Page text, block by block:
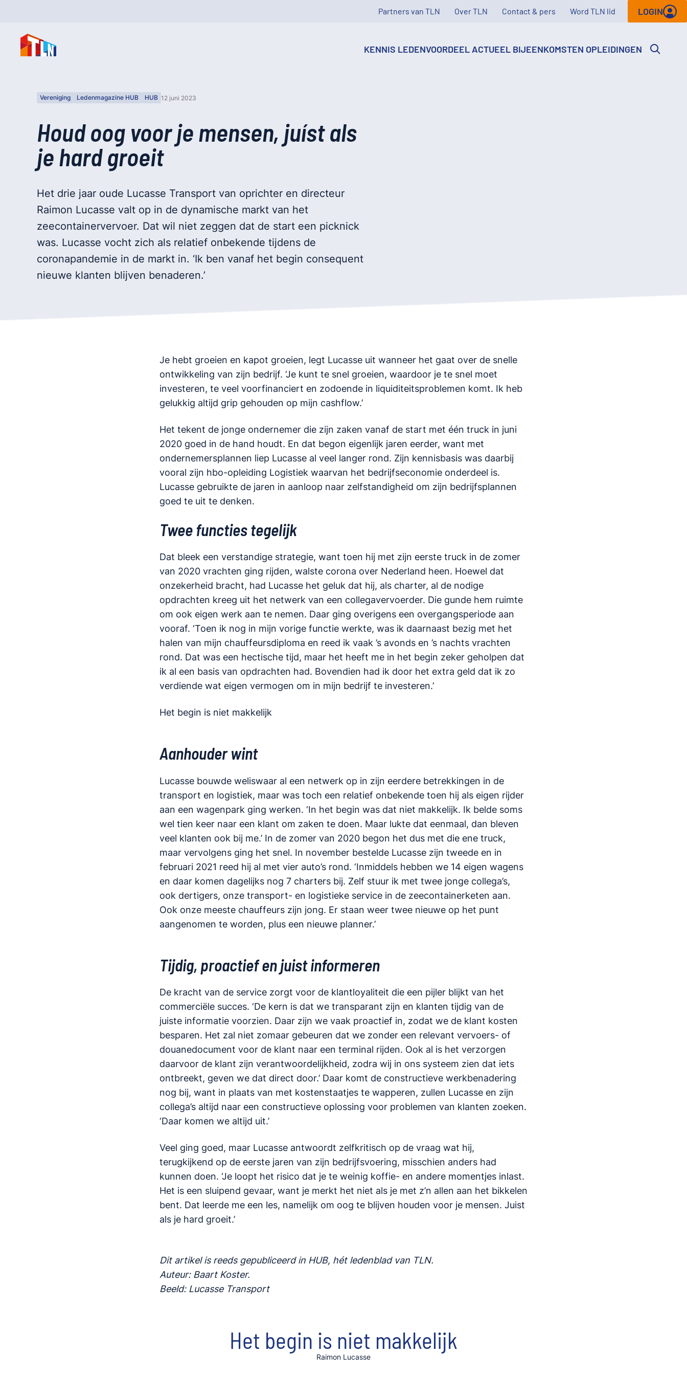
Partners van TLN Over TLN Contact & pers Word TLN lid LOGIN
KENNIS LEDENVOORDEEL ACTUEEL BIJEENKOMSTEN OPLEIDINGEN
Vereniging Ledenmagazine HUB HUB 12 juni 2023
Houd oog voor je mensen, juíst als
je hard groeit
Het drie jaar oude Lucasse Transport van oprichter en directeur
Raimon Lucasse valt op in de dynamische markt van het
zeecontainervervoer. Dat wil niet zeggen dat de start een picknick
was. Lucasse vocht zich als relatief onbekende tijdens de
coronapandemie in de markt in. ‘Ik ben vanaf het begin consequent
nieuwe klanten blijven benaderen.’
Je hebt groeien en kapot groeien, legt Lucasse uit wanneer het gaat over de snelle
ontwikkeling van zijn bedrijf. ‘Je kunt te snel groeien, waardoor je te snel moet
investeren, te veel voorfinanciert en zodoende in liquiditeitsproblemen komt. Ik heb
gelukkig altijd grip gehouden op mijn cashflow.’
Het tekent de jonge ondernemer die zijn zaken vanaf de start met één truck in juni
2020 goed in de hand houdt. En dat begon eigenlijk jaren eerder, want met
ondernemersplannen liep Lucasse al veel langer rond. Zijn kennisbasis was daarbij
vooral zijn hbo-opleiding Logistiek waarvan het bedrijfseconomie onderdeel is.
Lucasse gebruikte de jaren in aanloop naar zelfstandigheid om zijn bedrijfsplannen
goed te uit te denken.
Twee functies tegelijk
Dat bleek een verstandige strategie, want toen hij met zijn eerste truck in de zomer
van 2020 vrachten ging rijden, walste corona over Nederland heen. Hoewel dat
onzekerheid bracht, had Lucasse het geluk dat hij, als charter, al de nodige
opdrachten kreeg uit het netwerk van een collegavervoerder. Die gunde hem ruimte
om ook eigen werk aan te nemen. Daar ging overigens een overgangsperiode aan
vooraf. ‘Toen ik nog in mijn vorige functie werkte, was ik daarnaast bezig met het
halen van mijn chauffeursdiploma en reed ik vaak ’s avonds en ’s nachts vrachten
rond. Dat was een hectische tijd, maar het heeft me in het begin zeker geholpen dat
ik al een basis van opdrachten had. Bovendien had ik door het extra geld dat ik zo
verdiende wat eigen vermogen om in mijn bedrijf te investeren.’
Het begin is niet makkelijk
Aanhouder wint
Lucasse bouwde weliswaar al een netwerk op in zijn eerdere betrekkingen in de
transport en logistiek, maar was toch een relatief onbekende toen hij als eigen rijder
aan een wagenpark ging werken. ‘In het begin was dat niet makkelijk. Ik belde soms
wel tien keer naar een klant om zaken te doen. Maar lukte dat eenmaal, dan bleven
veel klanten ook bij me.’ In de zomer van 2020 begon het dus met die ene truck,
maar vervolgens ging het snel. In november bestelde Lucasse zijn tweede en in
februari 2021 reed hij al met vier auto’s rond. ‘Inmiddels hebben we 14 eigen wagens
en daar komen dagelijks nog 7 charters bij. Zelf stuur ik met twee jonge collega’s,
ook dertigers, onze transport- en logistieke service in de zeecontainerketen aan.
Ook onze meeste chauffeurs zijn jong. Er staan weer twee nieuwe op het punt
aangenomen te worden, plus een nieuwe planner.’
Tijdig, proactief en juist informeren
De kracht van de service zorgt voor de klantloyaliteit die een pijler blijkt van het
commerciële succes. ‘De kern is dat we transparant zijn en klanten tijdig van de
juiste informatie voorzien. Daar zijn we vaak proactief in, zodat we de klant kosten
besparen. Het zal niet zomaar gebeuren dat we zonder een relevant vervoers- of
douanedocument voor de klant naar een terminal rijden. Ook al is het verzorgen
daarvoor de klant zijn verantwoordelijkheid, zodra wij in ons systeem zien dat iets
ontbreekt, geven we dat direct door.’ Daar komt de constructieve werkbenadering
nog bij, want in plaats van met kostenstaatjes te wapperen, zullen Lucasse en zijn
collega’s altijd naar een constructieve oplossing voor problemen van klanten zoeken.
‘Daar komen we altijd uit.’
Veel ging goed, maar Lucasse antwoordt zelfkritisch op de vraag wat hij,
terugkijkend op de eerste jaren van zijn bedrijfsvoering, misschien anders had
kunnen doen. ‘Je loopt het risico dat je te weinig koffie- en andere momentjes inlast.
Het is een sluipend gevaar, want je merkt het niet als je met z’n allen aan het bikkelen
bent. Dat leerde me een les, namelijk om oog te blijven houden voor je mensen. Juist
als je hard groeit.’
Dit artikel is reeds gepubliceerd in HUB, hét ledenblad van TLN.
Auteur: Baart Koster.
Beeld: Lucasse Transport
Het begin is niet makkelijk
Raimon Lucasse